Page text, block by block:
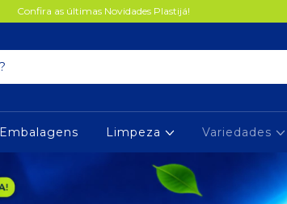
Confira as últimas Novidades Plastijá!
Embalagens Limpeza Variedades